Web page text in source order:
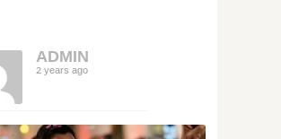
ADMIN
2 years ago